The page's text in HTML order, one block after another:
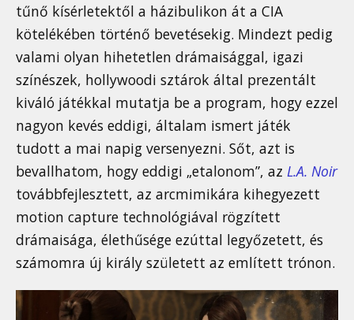
tűnő kísérletektől a házibulikon át a CIA
kötelékében történő bevetésekig. Mindezt pedig
valami olyan hihetetlen drámaisággal, igazi
színészek, hollywoodi sztárok által prezentált
kiváló játékkal mutatja be a program, hogy ezzel
nagyon kevés eddigi, általam ismert játék
tudott a mai napig versenyezni. Sőt, azt is
bevallhatom, hogy eddigi „etalonom”, az L.A. Noir
továbbfejlesztett, az arcmimikára kihegyezett
motion capture technológiával rögzített
drámaisága, élethűsége ezúttal legyőzetett, és
számomra új király született az említett trónon.